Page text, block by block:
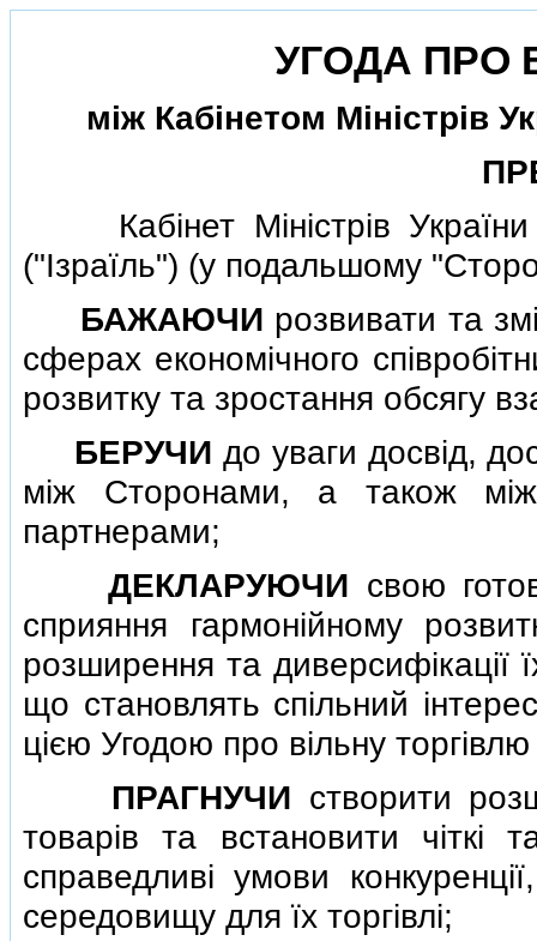
УГОДА ПРО
мiж Кабiнетом Мiнiстрiв
Кабiнет Мiнiстрiв України
("Iзраїль") (у подальшому
БАЖАЮЧИ розвивати та
сферах економiчного
розвитку та зростання обсягу
БЕРУЧИ до уваги досвiд,
мiж Сторонами, а також
партнерами;
ДЕКЛАРУЮЧИ свою
сприяння гармонiйному
розширення та диверсифiкацiї
що становлять спiльний
цiєю Угодою про вiльну
ПРАГНУЧИ створити
товарiв та встановити чiткi
справедливi умови
середовищу для їх торгiвлi;